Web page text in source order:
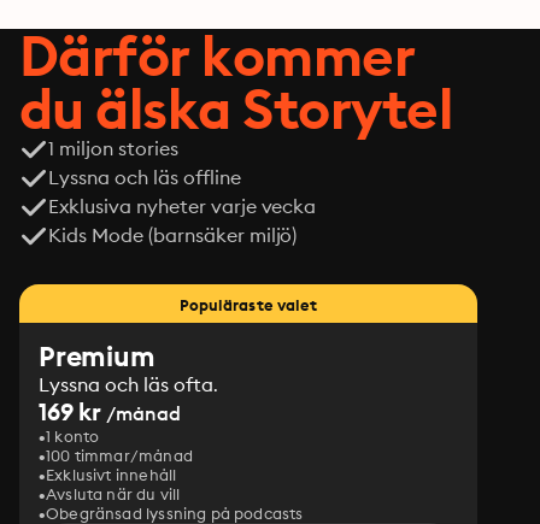
Därför kommer
du älska Storytel
1 miljon stories
Lyssna och läs offline
Exklusiva nyheter varje vecka
Kids Mode (barnsäker miljö)
Populäraste valet
Premium
Lyssna och läs ofta.
169 kr /månad
1 konto
100 timmar/månad
Exklusivt innehåll
Avsluta när du vill
Obegränsad lyssning på podcasts